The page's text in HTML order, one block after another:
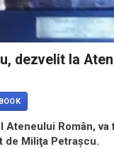
dezvelit la
Ateneului Român,
de Miliţa Petraşcu.